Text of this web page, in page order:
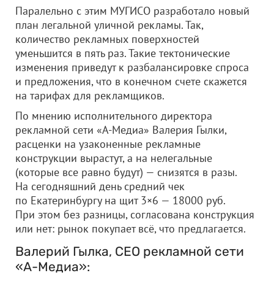
Паралельно с этим МУГИСО разработало новый
план легальной уличной рекламы. Так,
количество рекламных поверхностей
уменьшится в пять раз. Такие тектонические
изменения приведут к разбалансировке спроса
и предложения, что в конечном счете скажется
на тарифах для рекламщиков.
По мнению исполнительного директора
рекламной сети «А-Медиа» Валерия Гылки,
расценки на узаконенные рекламные
конструкции вырастут, а на нелегальные
(которые все равно будут) — снизятся в разы.
На сегодняшний день средний чек
по Екатеринбургу на щит 3×6 — 18000 руб.
При этом без разницы, согласована конструкция
или нет: рынок покупает всё, что предлагается.
Валерий Гылка, CEO рекламной сети
«А-Медиа»: